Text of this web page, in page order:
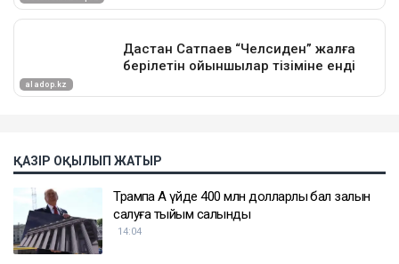
ҚАЗІР ОҚЫЛЫП ЖАТЫР
Трампқа Ақ үйде 400 млн долларлық бал залын
салуға тыйым салынды
14:04